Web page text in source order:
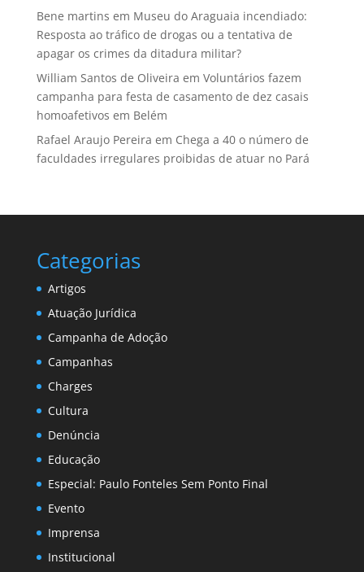
Bene martins em Museu do Araguaia incendiado:
Resposta ao tráfico de drogas ou a tentativa de
apagar os crimes da ditadura militar?
William Santos de Oliveira em Voluntários fazem
campanha para festa de casamento de dez casais
homoafetivos em Belém
Rafael Araujo Pereira em Chega a 40 o número de
faculdades irregulares proibidas de atuar no Pará
Categorias
Artigos
Atuação Jurídica
Campanha de Adoção
Campanhas
Charges
Cultura
Denúncia
Educação
Especial: Paulo Fonteles Sem Ponto Final
Evento
Imprensa
Institucional